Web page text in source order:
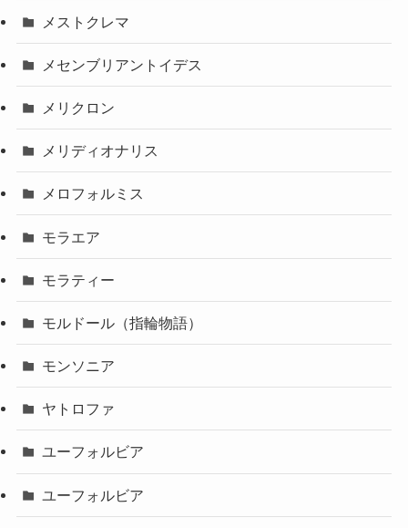
メストクレマ
メセンブリアントイデス
メリクロン
メリディオナリス
メロフォルミス
モラエア
モラティー
モルドール（指輪物語）
モンソニア
ヤトロファ
ユーフォルビア
ユーフォルビア